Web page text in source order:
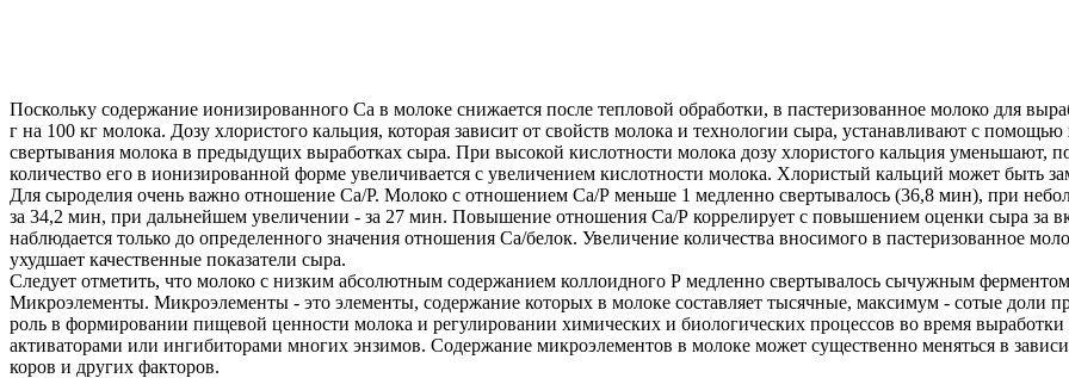
Поскольку содержание ионизированного Са в молоке снижается после тепловой обработки, в пастеризованное молоко для
г на 100 кг молока. Дозу хлористого кальция, которая зависит от свойств молока и технологии сыра, устанавливают с
свертывания молока в предыдущих выработках сыра. При высокой кислотности молока дозу хлористого кальция уменьшают,
количество его в ионизированной форме увеличивается с увеличением кислотности молока. Хлористый кальций может быть
Для сыроделия очень важно отношение Са/Р. Молоко с отношением Са/Р меньше 1 медленно свертывалось (36,8 мин), при
за 34,2 мин, при дальнейшем увеличении - за 27 мин. Повышение отношения Са/Р коррелирует с повышением оценки сыра за
наблюдается только до определенного значения отношения Са/белок. Увеличение количества вносимого в пастеризованное
ухудшает качественные показатели сыра.
Следует отметить, что молоко с низким абсолютным содержанием коллоидного Р медленно свертывалось сычужным
Микроэлементы. Микроэлементы - это элементы, содержание которых в молоке составляет тысячные, максимум - сотые доли
роль в формировании пищевой ценности молока и регулировании химических и биологических процессов во время
активаторами или ингибиторами многих энзимов. Содержание микроэлементов в молоке может существенно меняться в
коров и других факторов.